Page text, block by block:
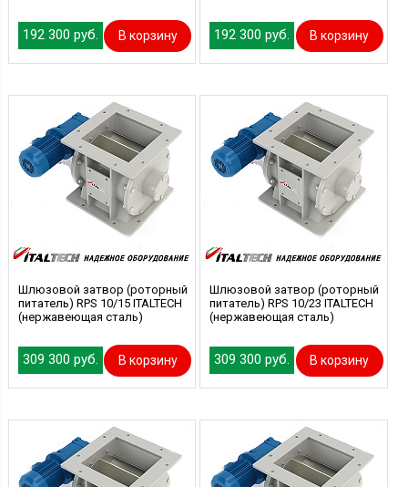
192 300 руб. В корзину 192 300 руб. В корзину
Шлюзовой затвор (роторный
питатель) RPS 10/15 ITALTECH
(нержавеющая сталь)
309 300 руб. В корзину
Шлюзовой затвор (роторный
питатель) RPS 10/23 ITALTECH
(нержавеющая сталь)
309 300 руб. В корзину